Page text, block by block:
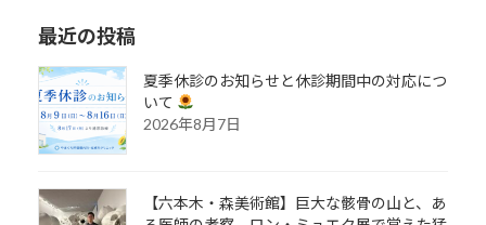
最近の投稿
夏季休診のお知らせと休診期間中の対応につ
いて
2026年8月7日
【六本木・森美術館】巨大な骸骨の山と、あ